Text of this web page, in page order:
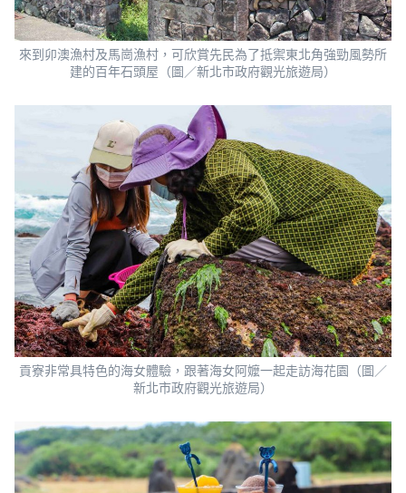
來到卯澳漁村及馬崗漁村，可欣賞先民為了抵禦東北角強勁風勢所
建的百年石頭屋（圖／新北市政府觀光旅遊局）
貢寮非常具特色的海女體驗，跟著海女阿嬤一起走訪海花園（圖／
新北市政府觀光旅遊局）